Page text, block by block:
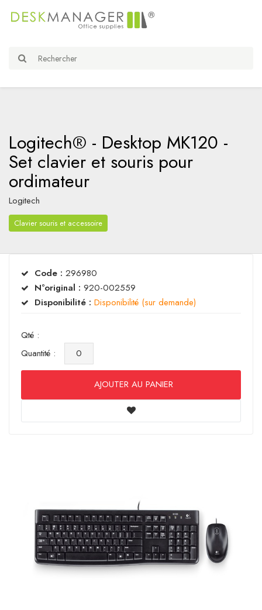
Logitech® - Desktop MK120 -
Set clavier et souris pour
ordimateur
Logitech
Clavier souris et accessoire
Code : 296980
N°original : 920-002559
Disponibilité : Disponibilité (sur demande)
Qté :
Quantité :
AJOUTER AU PANIER